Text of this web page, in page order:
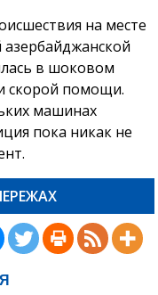
на месте
азербайджанской
в шоковом
скорой помощи.
машинах
пока никак не